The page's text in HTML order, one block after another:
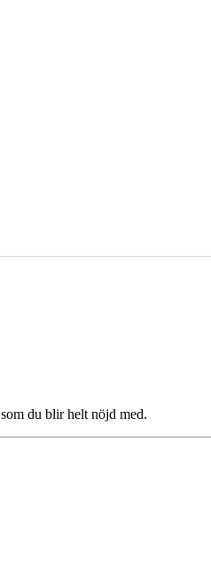
du blir helt nöjd med.